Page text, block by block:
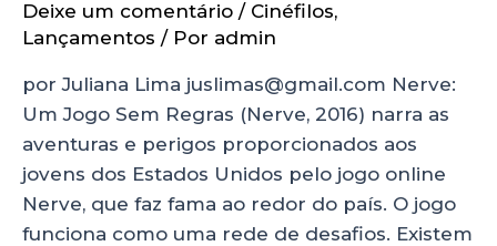
Deixe um comentário / Cinéfilos,
Lançamentos / Por admin
por Juliana Lima juslimas@gmail.com Nerve:
Um Jogo Sem Regras (Nerve, 2016) narra as
aventuras e perigos proporcionados aos
jovens dos Estados Unidos pelo jogo online
Nerve, que faz fama ao redor do país. O jogo
funciona como uma rede de desafios. Existem